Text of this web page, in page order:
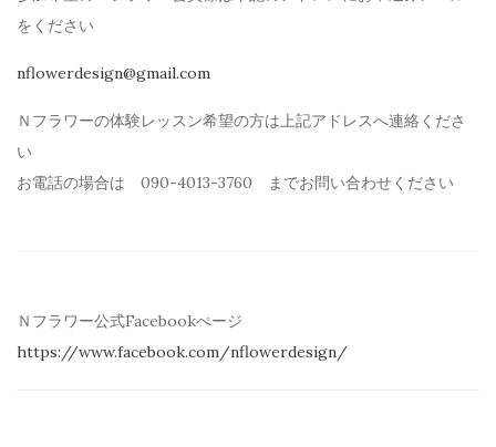
を ください
nflowerdesign@gmail.com
Ｎフラワーの体験レッスン希望の方は上記アドレスへ連絡くださ
い
お電話の場合は 090-4013-3760 までお問い合わせください
Ｎフラワー公式Facebookぺージ
https://www.facebook.com/nflowerdesign/